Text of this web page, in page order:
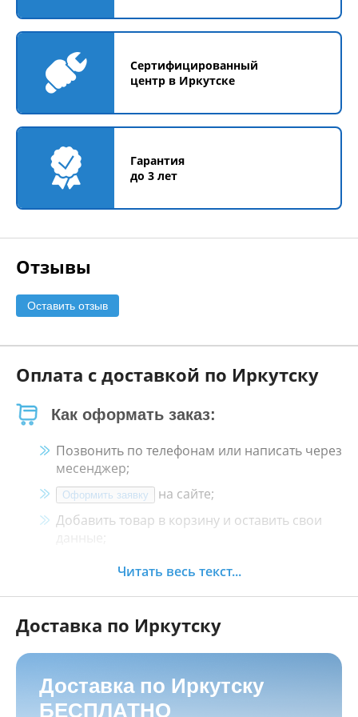
Сертифицированный
центр в Иркутске
Гарантия
до 3 лет
Отзывы
Оставить отзыв
Оплата с доставкой по Иркутску
Как оформать заказ:
Позвонить по телефонам или написать через
месенджер;
Оформить заявку
на сайте;
Добавить товар в корзину и оставить свои
данные;
Менеджер свяжется с Вами в течение 30
Как оплатить:
Наличными, пластиковой картой, кредитной
картой и картой ХАЛВА в кассе нашего
магазина по адресуг. Иркутск, ул. Баррикад
Читать весь текст...
Доставка по Иркутску
Доставка по Иркутску
БЕСПЛАТНО